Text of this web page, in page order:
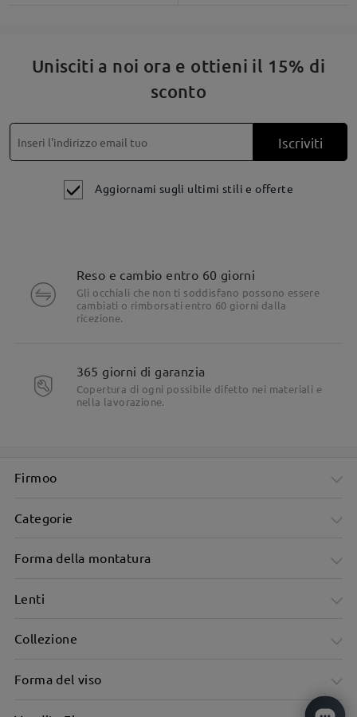
Unisciti a noi ora e ottieni il 15% di
sconto
Iscriviti
Aggiornami sugli ultimi stili e offerte
Reso e cambio entro 60 giorni
Gli occhiali che non ti soddisfano possono essere
cambiati o rimborsati entro 60 giorni dalla
ricezione.
365 giorni di garanzia
Copertura di ogni possibile difetto nei materiali e
nella lavorazione.
Firmoo
Categorie
Forma della montatura
Lenti
Collezione
Forma del viso